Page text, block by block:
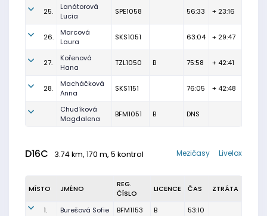
25.
Lanátorová
Lucia
SPE1058 56:33 + 23:16
26.
Marcová
Laura
SKS1051 63:04 + 29:47
27.
Kořenová
Hana
TZL1050 B 75:58 + 42:41
28.
Macháčková
Anna
SKS1151 76:05 + 42:48
Chudíková
Magdalena
BFM1051 B DNS
D16C 3.74 km, 170 m, 5 kontrol Livelox
Mezičasy
MÍSTO JMÉNO
REG.
ČÍSLO
LICENCE ČAS ZTRÁTA
1. Burešová Sofie BFM1153 B
53:10